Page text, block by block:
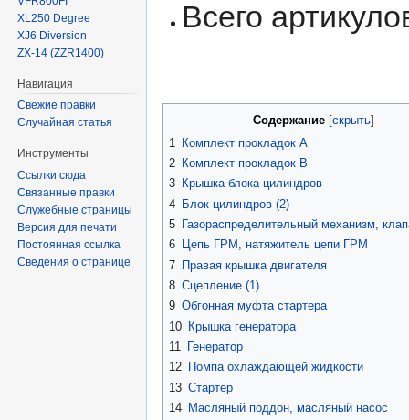
Всего
Содержание
1
Комплект прокладок A
2 Комплект прокладок B
3 Крышка блока цилиндров
4 Блок цилиндров (2)
5 Газораспределительный механизм,
6 Цепь ГРМ, натяжитель цепи ГРМ
7 Правая крышка двигателя
8 Сцепление (1)
9 Обгонная муфта стартера
10 Крышка генератора
11 Генератор
12 Помпа охлаждающей жидкости
13 Стартер
14 Масляный поддон, масляный насос
XL250 Degree
XJ6 Diversion
ZX-14 (ZZR1400)
Навигация
Свежие правки
Случайная статья
Инструменты
Ссылки сюда
Связанные правки
Служебные страницы
Версия для печати
Постоянная ссылка
Сведения о странице